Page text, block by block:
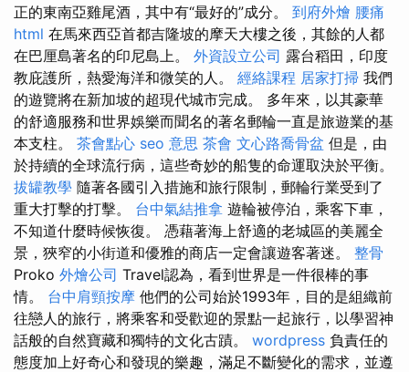
正的東南亞雞尾酒，其中有“最好的”成分。 到府外燴 腰痛
html 在馬來西亞首都吉隆坡的摩天大樓之後，其餘的人都
在巴厘島著名的印尼島上。 外資設立公司 露台稻田，印度
教庇護所，熱愛海洋和微笑的人。 經絡課程 居家打掃 我們
的遊覽將在新加坡的超現代城市完成。 多年來，以其豪華
的舒適服務和世界娛樂而聞名的著名郵輪一直是旅遊業的基
本支柱。 茶會點心 seo 意思 茶會 文心路喬骨盆 但是，由
於持續的全球流行病，這些奇妙的船隻的命運取決於平衡。
拔罐教學 隨著各國引入措施和旅行限制，郵輪行業受到了
重大打擊的打擊。 台中氣結推拿 遊輪被停泊，乘客下車，
不知道什麼時候恢復。 憑藉著海上舒適的老城區的美麗全
景，狹窄的小街道和優雅的商店一定會讓遊客著迷。 整骨
Proko 外燴公司 Travel認為，看到世界是一件很棒的事
情。 台中肩頸按摩 他們的公司始於1993年，目的是組織前
往戀人的旅行，將乘客和受歡迎的景點一起旅行，以學習神
話般的自然寶藏和獨特的文化古蹟。 wordpress 負責任的
態度加上好奇心和發現的樂趣，滿足不斷變化的需求，並遵